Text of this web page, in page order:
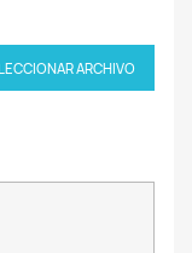
ARCHIVO